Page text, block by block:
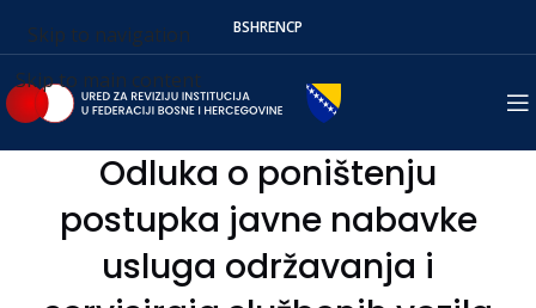
Skip to navigation
Skip to main content
BSHRENСР
Odluka o poništenju
postupka javne nabavke
usluga održavanja i